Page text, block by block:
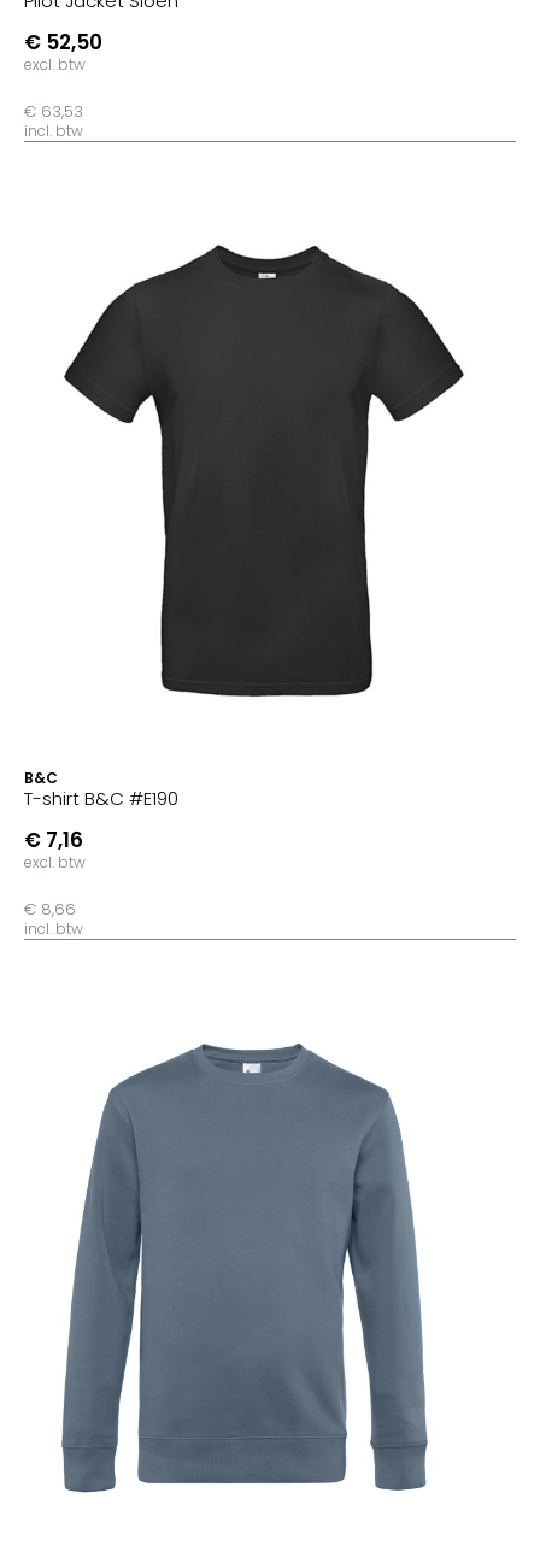
€ 52,50
excl. btw
€ 63,53
incl. btw
B&C
T-shirt B&C #E190
€ 7,16
excl. btw
€ 8,66
incl. btw